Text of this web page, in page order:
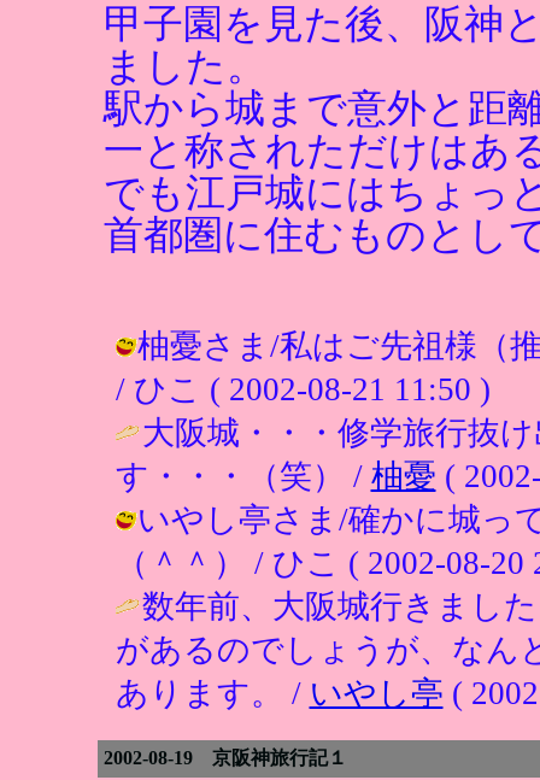
甲子園を見た後、阪神
ました。
駅から城まで意外と距
一と称されただけはあ
でも江戸城にはちょっ
首都圏に住むものとし
柚憂さま/私はご先祖様（
/ ひこ ( 2002-08-21 11:50 )
大阪城・・・修学旅行抜
す・・・（笑） / 柚憂 (
いやし亭さま/確かに城っ
（＾＾） / ひこ ( 2002-08-20
数年前、大阪城行きまし
があるのでしょうが、なん
あります。 / いやし亭 (
2002-08-19 京阪神旅行記１